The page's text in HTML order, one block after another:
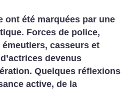
ont été marquées par une
Forces de police,
casseurs et
devenus
Quelques réflexions
active, de la